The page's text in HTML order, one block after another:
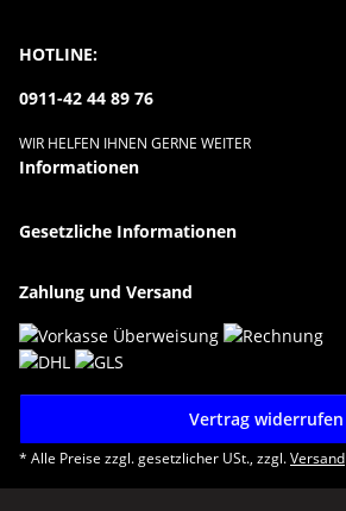
HOTLINE:
0911-42 44 89 76
WIR HELFEN IHNEN GERNE WEITER
Informationen
Gesetzliche Informationen
Zahlung und Versand
Vertrag widerrufen
* Alle Preise zzgl. gesetzlicher USt., zzgl.Versand